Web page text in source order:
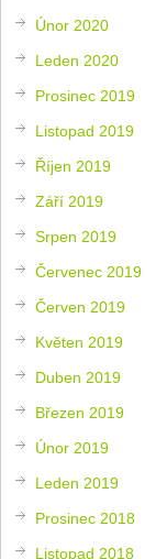
Únor 2020
Leden 2020
Prosinec 2019
Listopad 2019
Říjen 2019
Září 2019
Srpen 2019
Červenec 2019
Červen 2019
Květen 2019
Duben 2019
Březen 2019
Únor 2019
Leden 2019
Prosinec 2018
Listopad 2018